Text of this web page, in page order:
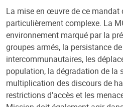
La mise en œuvre de ce mandat
particulièrement complexe. La
environnement marqué par la
groupes armés, la persistance
intercommunautaires, les
population, la dégradation de la
multiplication des discours de
restrictions d’accès et les